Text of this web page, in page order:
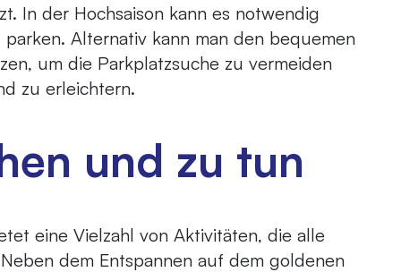
In der Hochsaison kann es notwendig
Alternativ kann man den bequemen
um die Parkplatzsuche zu vermeiden
zu erleichtern.
und zu tun
eine Vielzahl von Aktivitäten, die alle
dem Entspannen auf dem goldenen